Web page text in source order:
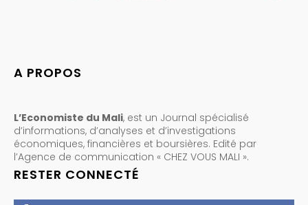
A PROPOS
L’Economiste du Mali, est un Journal spécialisé
d’informations, d’analyses et d’investigations
économiques, financières et boursières. Edité par
l’Agence de communication « CHEZ VOUS MALI ».
RESTER CONNECTÉ